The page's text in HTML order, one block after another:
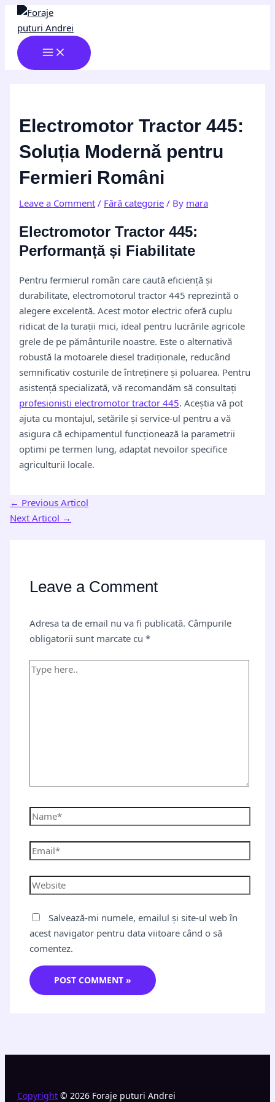
Skip
content
MENU
Electromotor Tractor 445:
Soluția Modernă pentru
Fermieri Români
Leave a Comment / Fără categorie / By mara
Electromotor Tractor 445:
Performanță și Fiabilitate
Pentru fermierul român care caută eficiență și
durabilitate, electromotorul tractor 445 reprezintă o
alegere excelentă. Acest motor electric oferă cuplu
ridicat de la turații mici, ideal pentru lucrările agricole
grele de pe pământurile noastre. Este o alternativă
robustă la motoarele diesel tradiționale, reducând
semnificativ costurile de întreținere și poluarea. Pentru
asistență specializată, vă recomandăm să consultați
profesionisti electromotor tractor 445. Aceștia vă pot
ajuta cu montajul, setările și service-ul pentru a vă
asigura că echipamentul funcționează la parametrii
optimi pe termen lung, adaptat nevoilor specifice
agriculturii locale.
Post
navigation
← Previous Articol
Next Articol →
Leave a Comment
Adresa ta de email nu va fi publicată. Câmpurile
obligatorii sunt marcate cu*
Type
here..
Name*
Email*
Website
Salvează-mi numele, emailul și site-ul web în
acest navigator pentru data viitoare când o să
comentez.
Copyright © 2026 Foraje puturi Andrei